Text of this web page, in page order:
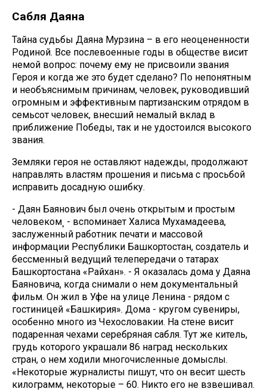
Сабля Даяна
Тайна судьбы Даяна Мурзина – в его неоцененности
Родиной. Все послевоенные годы в обществе висит
немой вопрос: почему ему не присвоили звания
Героя и когда же это будет сделано? По непонятным
и необъяснимым причинам, человек, руководивший
огромным и эффективным партизанским отрядом в
семьсот человек, внесший немалый вклад в
приближение Победы, так и не удостоился высокого
звания.
Земляки героя не оставляют надежды, продолжают
направлять властям прошения и письма с просьбой
исправить досадную ошибку.
- Даян Баянович был очень открытым и простым
человеком¸ - вспоминает Халиса Мухамадеева,
заслуженный работник печати и массовой
информации Республики Башкортостан, создатель и
бессменный ведущий телепередачи о татарах
Башкортостана «Райхан». - Я оказалась дома у Даяна
Баяновича, когда снимали о нем документальный
фильм. Он жил в Уфе на улице Ленина - рядом с
гостиницей «Башкирия». Дома - кругом сувениры,
особенно много из Чехословакии. На стене висит
подаренная чехами серебряная сабля. Тут же китель,
грудь которого украшали 86 наград нескольких
стран, о нем ходили многочисленные домыслы.
«Некоторые журналисты пишут, что он весит шесть
килограмм, некоторые – 60. Никто его не взвешивал.